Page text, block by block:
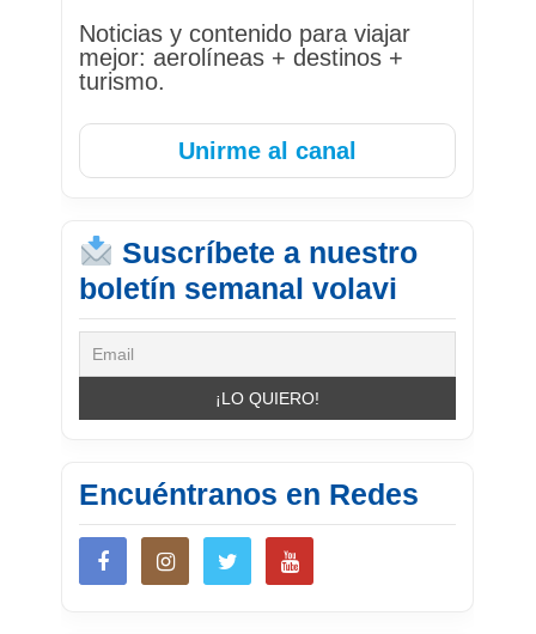
Noticias y contenido para viajar
mejor: aerolíneas + destinos +
turismo.
Unirme al canal
Suscríbete a nuestro
boletín semanal volavi
Encuéntranos en Redes